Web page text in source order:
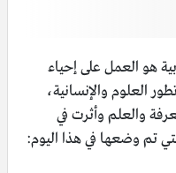
هو العمل على إحياء
العلوم والإنسانية،
والعلم وأثرت في
تم وضعها في هذا اليوم: